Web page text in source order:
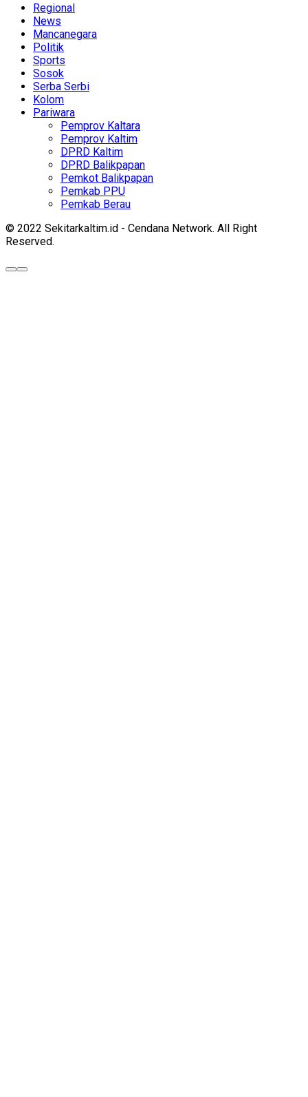
Regional
News
Mancanegara
Politik
Sports
Sosok
Serba Serbi
Kolom
Pariwara
Pemprov Kaltara
Pemprov Kaltim
DPRD Kaltim
DPRD Balikpapan
Pemkot Balikpapan
Pemkab PPU
Pemkab Berau
© 2022 Sekitarkaltim.id - Cendana Network. All Right
Reserved.